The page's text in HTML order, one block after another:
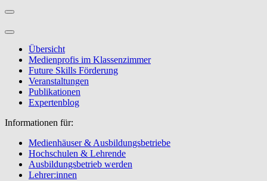
Übersicht
Medienprofis im Klassenzimmer
Future Skills Förderung
Veranstaltungen
Publikationen
Expertenblog
Informationen für:
Medienhäuser & Ausbildungsbetriebe
Hochschulen & Lehrende
Ausbildungsbetrieb werden
Lehrer:innen